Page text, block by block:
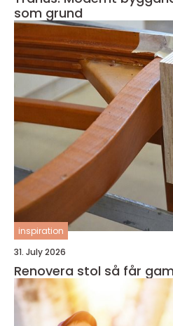
som grund
inspiration
31. July 2026
Renovera stol